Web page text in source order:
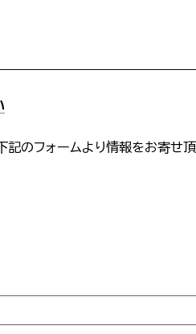
記のフォームより情報をお寄せ頂